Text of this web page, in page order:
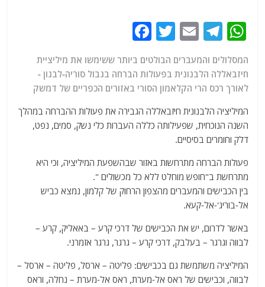
W
h
at
s
A
p
p
T
e
g
ra
m
E
ai
l
T
w
itt
er
c
e
b
o
k
המסלולים והמעברים הבולטים ביותר ששימשו את מיליציית
חיזבאללה הלבנונית בפעולות הברחה בגבול סוריה-לבנון -
לאורך רכס הרי הקלאמון הסורי באזורים הכפריים של דמשק
המיליציה הלבנונית חיזבאללה הגבירה את פעולות ההברחה במהלך
השנה הנוכחית, שפעילותה כללה העברות כלי נשק, סמים, נפט,
דלק וחומרים בסיסיים.
פעולות הברחה מתרחשות באזור שבהשפעת המיליציה, וכי היא
מתרחשת ב"חופש מוחלט ללא כל מכשולים ".
בין הכבישים והמעברים מהצפון הרחוק של קלמון, נמצא כביש
אל-בוריג'-אל-קעא.
באשר לדרום, יש את הכבישים של דרכי קרע – באאליק, קרע –
לבווה וגרגר – בעלבק, דרכי קרע – גרגר, גרגר אזמרני.
המיליציה משתמשת גם בכבישים: פליטה – ארסל, פליטה – ארסל –
לבווה, וכבישים של ראס אל-מערת, ראס אל-מערת – נחלה, וראס